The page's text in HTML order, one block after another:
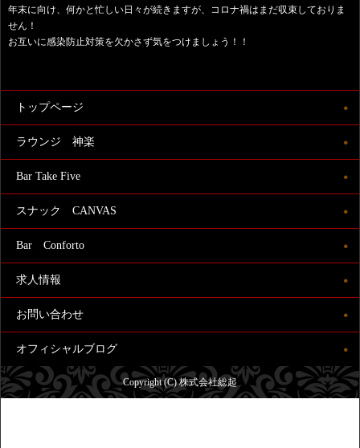
年末に向け、何かと忙しい日々が続きますが、コロナ禍はまだ収束しておりま
せん！
お互いに感染防止対策を欠かさず気をつけましょう！！
トップページ
ラウンジ 神楽
Bar Take Five
スナック CANVAS
Bar Conforto
求人情報
お問い合わせ
オフィシャルブログ
Copyright (C) 株式会社総起